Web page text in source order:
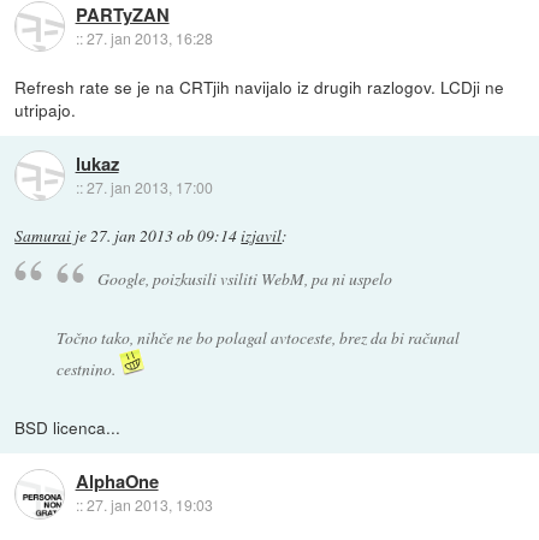
PARTyZAN
::27. jan 2013, 16:28
Refresh rate se je na CRTjih navijalo iz drugih razlogov. LCDji ne
utripajo.
lukaz
::27. jan 2013, 17:00
Samurai je27. jan 2013 ob 09:14izjavil:
Google, poizkusili vsiliti WebM, pa ni uspelo
Točno tako, nihče ne bo polagal avtoceste, brez da bi računal
cestnino.
BSD licenca...
AlphaOne
::27. jan 2013, 19:03